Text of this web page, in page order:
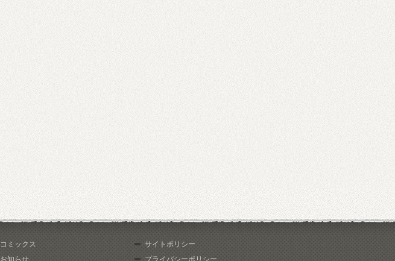
コミックス
お知らせ
サイトポリシー
プライバシーポリシー